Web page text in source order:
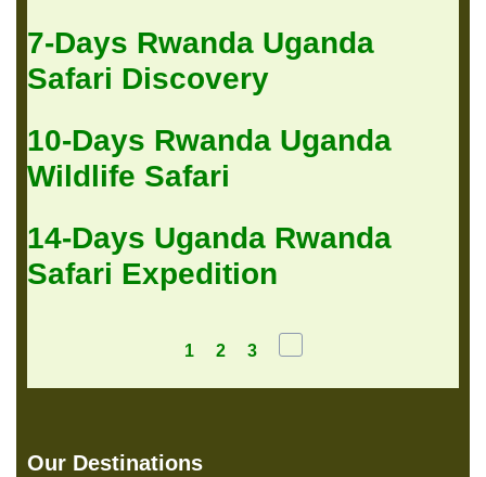
7-Days Rwanda Uganda
Safari Discovery
10-Days Rwanda Uganda
Wildlife Safari
14-Days Uganda Rwanda
Safari Expedition
1 2 3
Our Destinations